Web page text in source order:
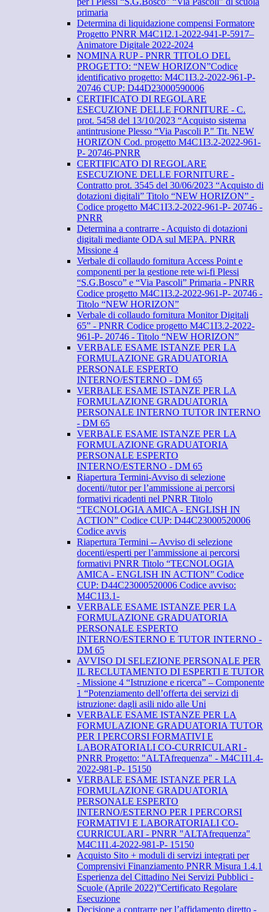
primaria
Determina di liquidazione compensi Formatore
Progetto PNRR M4C1I2.1-2022-941-P-5917–
Animatore Digitale 2022-2024
NOMINA RUP - PNRR TITOLO DEL
PROGETTO: “NEW HORIZON”Codice
identificativo progetto: M4C1I3.2-2022-961-P-
20746 CUP: D44D23000590006
CERTIFICATO DI REGOLARE
ESECUZIONE DELLE FORNITURE - C.
prot. 5458 del 13/10/2023 “Acquisto sistema
antintrusione Plesso “Via Pascoli P." Tit. NEW
HORIZON Cod. progetto M4C1I3.2-2022-961-
P- 20746-PNRR
CERTIFICATO DI REGOLARE
ESECUZIONE DELLE FORNITURE -
Contratto prot. 3545 del 30/06/2023 “Acquisto di
dotazioni digitali” Titolo “NEW HORIZON” -
Codice progetto M4C1I3.2-2022-961-P- 20746 -
PNRR
Determina a contrarre - Acquisto di dotazioni
digitali mediante ODA sul MEPA. PNRR
Missione 4
Verbale di collaudo fornitura Access Point e
componenti per la gestione rete wi-fi Plessi
“S.G.Bosco” e “Via Pascoli” Primaria - PNRR
Codice progetto M4C1I3.2-2022-961-P- 20746 -
Titolo “NEW HORIZON”
Verbale di collaudo fornitura Monitor Digitali
65” - PNRR Codice progetto M4C1I3.2-2022-
961-P- 20746 - Titolo “NEW HORIZON”
VERBALE ESAME ISTANZE PER LA
FORMULAZIONE GRADUATORIA
PERSONALE ESPERTO
INTERNO/ESTERNO - DM 65
VERBALE ESAME ISTANZE PER LA
FORMULAZIONE GRADUATORIA
PERSONALE INTERNO TUTOR INTERNO
- DM 65
VERBALE ESAME ISTANZE PER LA
FORMULAZIONE GRADUATORIA
PERSONALE ESPERTO
INTERNO/ESTERNO - DM 65
Riapertura Termini-Avviso di selezione
docenti//tutor per l’ammissione ai percorsi
formativi ricadenti nel PNRR Titolo
“TECNOLOGIA AMICA - ENGLISH IN
ACTION” Codice CUP: D44C23000520006
Codice avvis
Riapertura Termini -- Avviso di selezione
docenti/esperti per l’ammissione ai percorsi
formativi PNRR Titolo “TECNOLOGIA
AMICA - ENGLISH IN ACTION” Codice
CUP: D44C23000520006 Codice avviso:
M4C1I3.1-
VERBALE ESAME ISTANZE PER LA
FORMULAZIONE GRADUATORIA
PERSONALE ESPERTO
INTERNO/ESTERNO E TUTOR INTERNO -
DM 65
AVVISO DI SELEZIONE PERSONALE PER
IL RECLUTAMENTO DI ESPERTI E TUTOR
- Missione 4 “Istruzione e ricerca” – Componente
1 “Potenziamento dell’offerta dei servizi di
istruzione: dagli asili nido alle Uni
VERBALE ESAME ISTANZE PER LA
FORMULAZIONE GRADUATORIA TUTOR
PER I PERCORSI FORMATIVI E
LABORATORIALI CO-CURRICULARI -
PNRR Progetto: "ALTAfrequenza" - M4C1I1.4-
2022-981-P- 15150
VERBALE ESAME ISTANZE PER LA
FORMULAZIONE GRADUATORIA
PERSONALE ESPERTO
INTERNO/ESTERNO PER I PERCORSI
FORMATIVI E LABORATORIALI CO-
CURRICULARI - PNRR "ALTAfrequenza"
M4C1I1.4-2022-981-P- 15150
Acquisto Sito + moduli di servizi integrati per
Comprensivi Finanziamento PNRR Misura 1.4.1
Esperienza del Cittadino Nei Servizi Pubblici -
Scuole (Aprile 2022)”Certificato Regolare
Esecuzione
Decisione a contrarre per l’affidamento diretto -